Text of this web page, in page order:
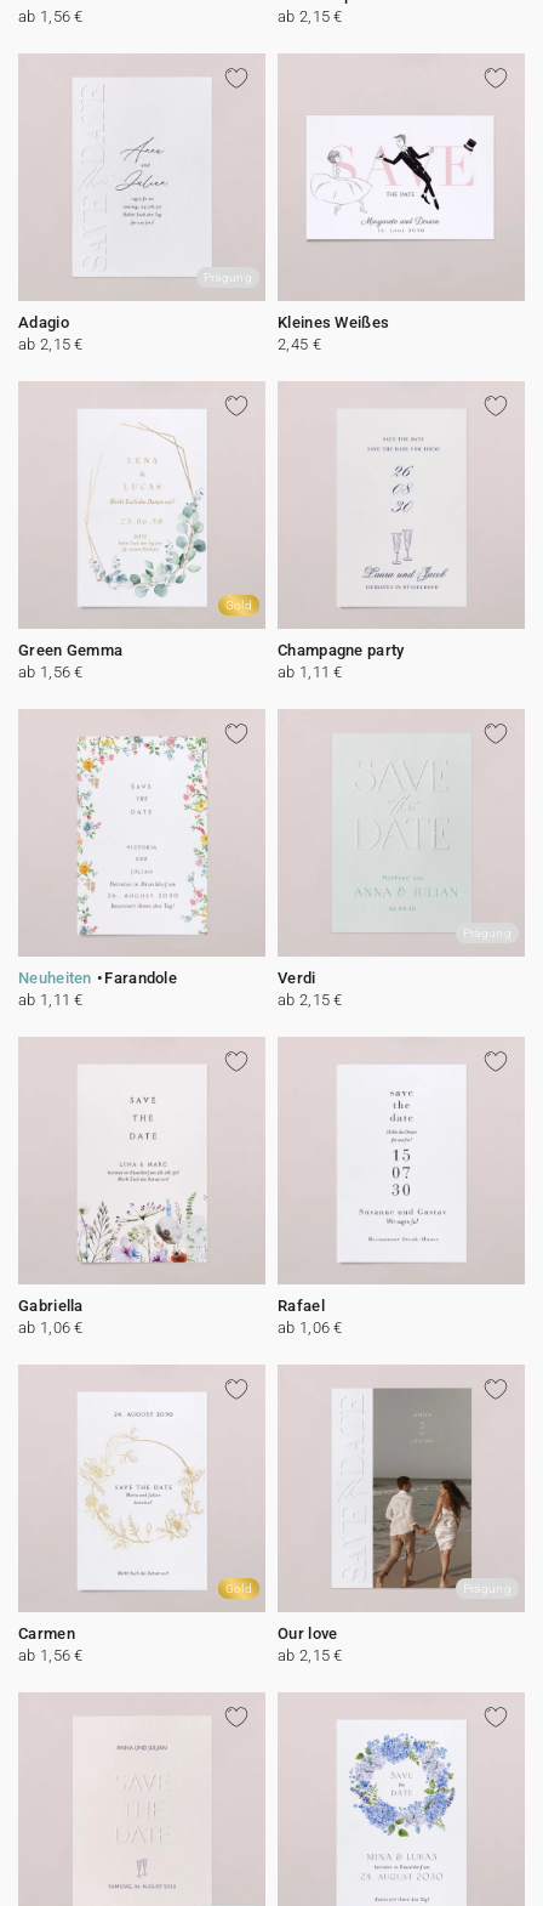
ab 1,56 €
ab 2,15 €
Prägung
Adagio
ab 2,15 €
Kleines Weißes
2,45 €
Gold
Green Gemma
ab 1,56 €
Champagne party
ab 1,11 €
Neuheiten
Farandole
ab 1,11 €
Prägung
Verdi
ab 2,15 €
Gabriella
ab 1,06 €
Rafael
ab 1,06 €
Gold
Carmen
ab 1,56 €
Prägung
Our love
ab 2,15 €